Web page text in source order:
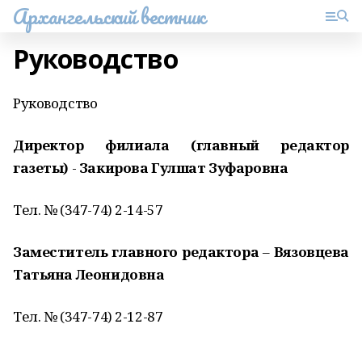
Архангельский вестник
Руководство
Руководство
Директор филиала (главный редактор
газеты) - Закирова Гулшат Зуфаровна
Тел. № (347-74) 2-14-57
Заместитель главного редактора – Вязовцева
Татьяна Леонидовна
Тел. № (347-74) 2-12-87